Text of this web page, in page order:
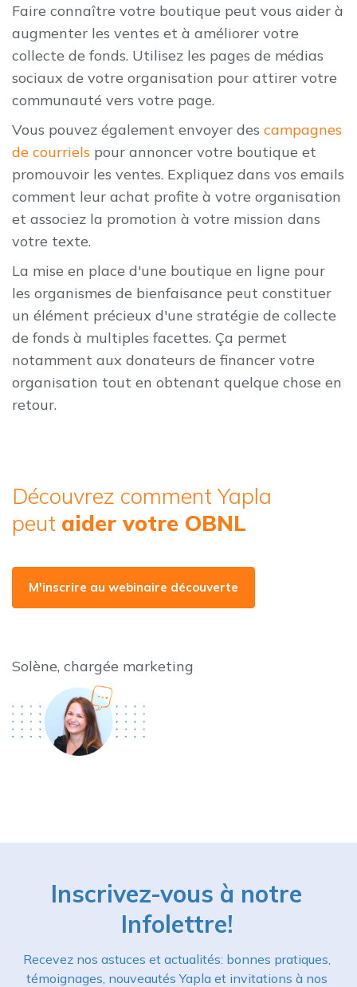
Faire connaître votre boutique peut vous aider à
augmenter les ventes et à améliorer votre
collecte de fonds. Utilisez les pages de médias
sociaux de votre organisation pour attirer votre
communauté vers votre page.
Vous pouvez également envoyer des campagnes
de courriels pour annoncer votre boutique et
promouvoir les ventes. Expliquez dans vos emails
comment leur achat profite à votre organisation
et associez la promotion à votre mission dans
votre texte.
La mise en place d'une boutique en ligne pour
les organismes de bienfaisance peut constituer
un élément précieux d'une stratégie de collecte
de fonds à multiples facettes. Ça permet
notamment aux donateurs de financer votre
organisation tout en obtenant quelque chose en
retour.
Découvrez comment Yapla
peut aider votre OBNL
M'inscrire au webinaire découverte
Solène, chargée marketing
Inscrivez-vous à notre
Infolettre!
Recevez nos astuces et actualités: bonnes pratiques,
témoignages, nouveautés Yapla et invitations à nos